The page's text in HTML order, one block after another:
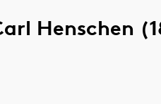
Henschen